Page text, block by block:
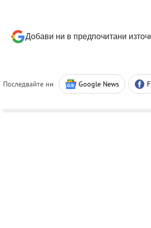
Добави ни в предпочитани
Последвайте ни Google News